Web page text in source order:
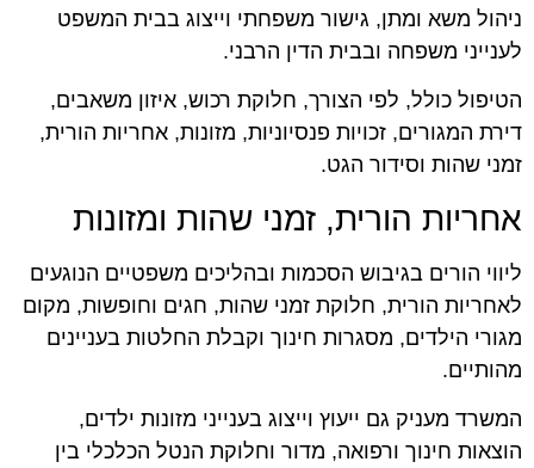
ניהול משא ומתן, גישור משפחתי וייצוג בבית המשפט
לענייני משפחה ובבית הדין הרבני.
הטיפול כולל, לפי הצורך, חלוקת רכוש, איזון משאבים,
דירת המגורים, זכויות פנסיוניות, מזונות, אחריות הורית,
זמני שהות וסידור הגט.
אחריות הורית, זמני שהות ומזונות
ליווי הורים בגיבוש הסכמות ובהליכים משפטיים הנוגעים
לאחריות הורית, חלוקת זמני שהות, חגים וחופשות, מקום
מגורי הילדים, מסגרות חינוך וקבלת החלטות בעניינים
מהותיים.
המשרד מעניק גם ייעוץ וייצוג בענייני מזונות ילדים,
הוצאות חינוך ורפואה, מדור וחלוקת הנטל הכלכלי בין